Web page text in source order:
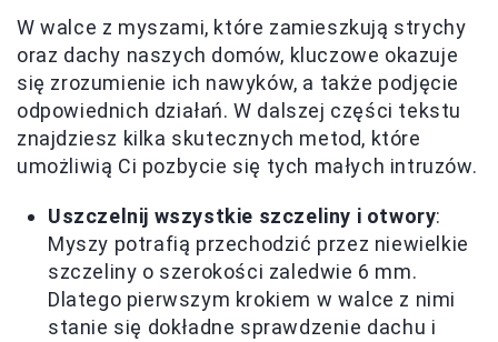
W walce z myszami, które zamieszkują strychy
oraz dachy naszych domów, kluczowe okazuje
się zrozumienie ich nawyków, a także podjęcie
odpowiednich działań. W dalszej części tekstu
znajdziesz kilka skutecznych metod, które
umożliwią Ci pozbycie się tych małych intruzów.
Uszczelnij wszystkie szczeliny i otwory:
Myszy potrafią przechodzić przez niewielkie
szczeliny o szerokości zaledwie 6 mm.
Dlatego pierwszym krokiem w walce z nimi
stanie się dokładne sprawdzenie dachu i